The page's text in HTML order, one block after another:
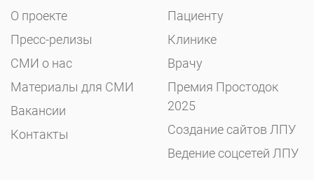
О проекте
Пресс-релизы
СМИ о нас
Материалы для СМИ
Вакансии
Контакты
Пациенту
Клинике
Врачу
Премия Простодок
2025
Создание сайтов ЛПУ
Ведение соцсетей ЛПУ